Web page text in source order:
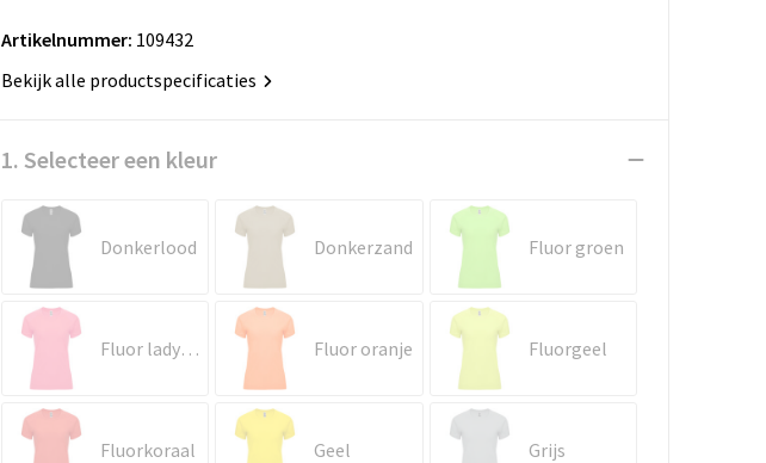
Artikelnummer: 109432
Bekijk alle productspecificaties
1. Selecteer een kleur
Donkerlood Donkerzand Fluor groen
Fluor lady pink Fluor oranje Fluorgeel
Fluorkoraal Geel Grijs